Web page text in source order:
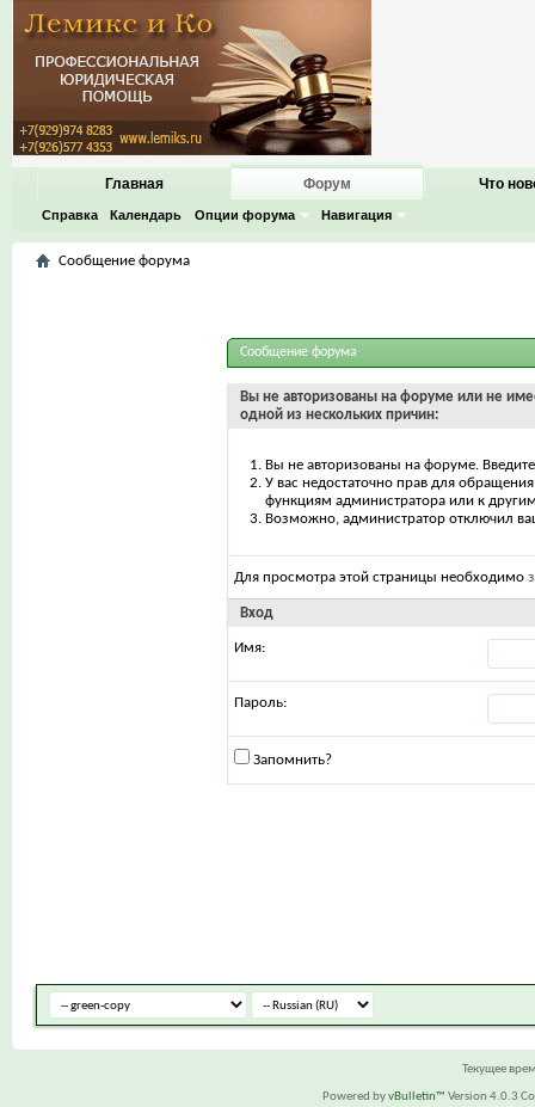
Главная Форум
Справка Календарь Опции форума Навигация
Что
Сообщение форума
Сообщение форума
Вы не авторизованы на форуме или не
одной из нескольких причин:
Вы не авторизованы на форуме.
У вас недостаточно прав для
функциям администратора или к
Возможно, администратор отключил
Для просмотра этой страницы необходимо
Вход
Имя:
Пароль:
Запомнить?
Текущее
Powered byvBulletin™ Version 4.0.3